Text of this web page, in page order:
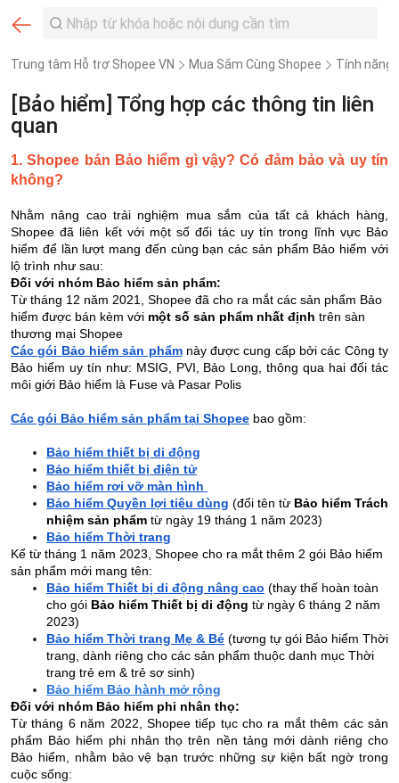
Trung tâm Hỗ trợ Shopee VN Mua Sắm Cùng Shopee Tính năng
[Bảo hiểm] Tổng hợp các thông tin liên
quan
1. Shopee bán Bảo hiểm gì vậy? Có đảm bảo và uy tín
không?
Nhằm nâng cao trải nghiệm mua sắm của tất cả khách hàng,
Shopee đã liên kết với một số đối tác uy tín trong lĩnh vực Bảo
hiểm để lần lượt mang đến cùng bạn các sản phẩm Bảo hiểm với
lộ trình như sau:
Đối với nhóm Bảo hiểm sản phẩm:
Từ tháng 12 năm 2021, Shopee đã cho ra mắt các sản phẩm Bảo
hiểm được bán kèm với một số sản phẩm nhất định trên sàn
thương mại Shopee
Các gói Bảo hiểm sản phẩm này được cung cấp bởi các Công ty
Bảo hiểm uy tín như: MSIG, PVI, Bảo Long, thông qua hai đối tác
môi giới Bảo hiểm là Fuse và Pasar Polis
Các gói Bảo hiểm sản phẩm tại Shopee bao gồm:
Bảo hiểm thiết bị di động
Bảo hiểm thiết bị điện tử
Bảo hiểm rơi vỡ màn hình
Bảo hiểm Quyền lợi tiêu dùng (đổi tên từ Bảo hiểm Trách
nhiệm sản phẩm từ ngày 19 tháng 1 năm 2023)
Bảo hiểm Thời trang
Kể từ tháng 1 năm 2023, Shopee cho ra mắt thêm 2 gói Bảo hiểm
sản phẩm mới mang tên:
Bảo hiểm Thiết bị di động nâng cao (thay thế hoàn toàn
cho gói Bảo hiểm Thiết bị di động từ ngày 6 tháng 2 năm
2023)
Bảo hiểm Thời trang Mẹ & Bé (tương tự gói Bảo hiểm Thời
trang, dành riêng cho các sản phẩm thuộc danh mục Thời
trang trẻ em & trẻ sơ sinh)
Bảo hiểm Bảo hành mở rộng
Đối với nhóm Bảo hiểm phi nhân thọ:
Từ tháng 6 năm 2022, Shopee tiếp tục cho ra mắt thêm các sản
phẩm Bảo hiểm phi nhân thọ trên nền tảng mới dành riêng cho
Bảo hiểm, nhằm bảo vệ bạn trước những sự kiện bất ngờ trong
cuộc sống: